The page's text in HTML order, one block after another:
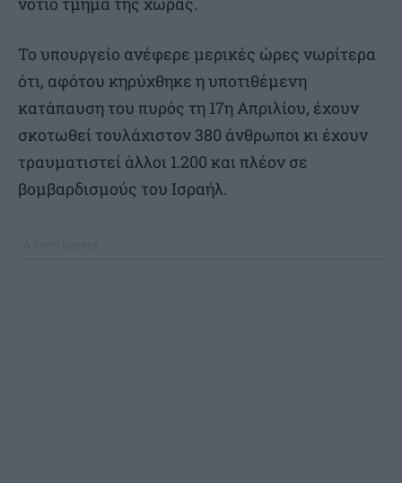
Το υπουργείο ανέφερε μερικές ώρες νωρίτερα
ότι, αφότου κηρύχθηκε η υποτιθέμενη
κατάπαυση του πυρός τη 17η Απριλίου, έχουν
σκοτωθεί τουλάχιστον 380 άνθρωποι κι έχουν
τραυματιστεί άλλοι 1.200 και πλέον σε
βομβαρδισμούς του Ισραήλ.